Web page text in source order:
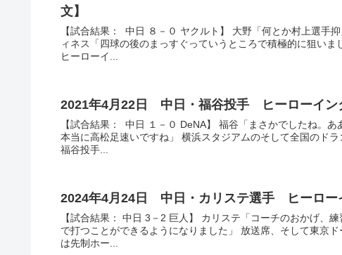
文】
【試合結果： 中日 ８－０ ヤクルト】 大野「何とか村上選手
ィネス「四球の後のまっすぐっていうところで積極的に狙い
ヒーローイ...
2021年4月22日 中日・福谷投手 ヒーローイン
【試合結果： 中日 １－０ DeNA】 福谷「まさかでしたね。
本当に高松足速いですね」 横浜スタジアムのそして全国のド
福谷投手...
2024年4月24日 中日・カリステ選手 ヒーロー
【試合結果： 中日 3－2 巨人】 カリステ「コーチのおかげ、
で打つことができるようになりました」 放送席、そして東京
は先制ホー...